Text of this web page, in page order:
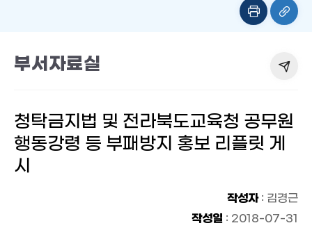
부서자료실
청탁금지법 및 전라북도교육청 공무원
행동강령 등 부패방지 홍보 리플릿 게
시
작성자: 김경근
작성일 : 2018-07-31